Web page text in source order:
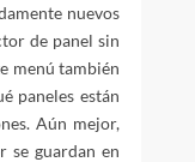
nuevos
de panel sin
menú también
paneles están
Aún mejor,
se guardan en